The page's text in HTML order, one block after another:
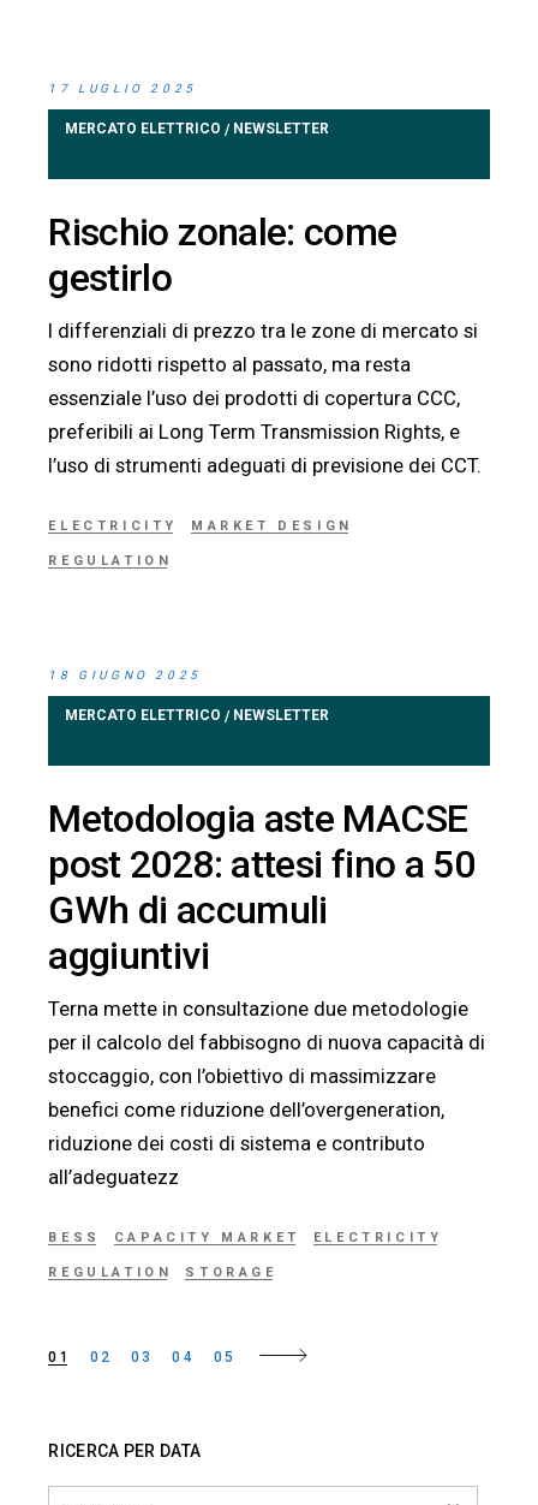
17 LUGLIO 2025
MERCATO ELETTRICO / NEWSLETTER
Rischio zonale: come
gestirlo
I differenziali di prezzo tra le zone di mercato si
sono ridotti rispetto al passato, ma resta
essenziale l’uso dei prodotti di copertura CCC,
preferibili ai Long Term Transmission Rights, e
l’uso di strumenti adeguati di previsione dei CCT.
ELECTRICITY MARKET DESIGN
REGULATION
18 GIUGNO 2025
MERCATO ELETTRICO / NEWSLETTER
Metodologia aste MACSE
post 2028: attesi fino a 50
GWh di accumuli
aggiuntivi
Terna mette in consultazione due metodologie
per il calcolo del fabbisogno di nuova capacità di
stoccaggio, con l’obiettivo di massimizzare
benefici come riduzione dell’overgeneration,
riduzione dei costi di sistema e contributo
all’adeguatezz
BESS CAPACITY MARKET ELECTRICITY
REGULATION STORAGE
articoli
01 02 03 04 05
RICERCA PER DATA